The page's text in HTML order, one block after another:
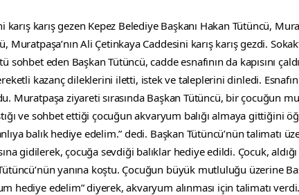
karış karış gezen Kepez Belediye Başkanı Hakan Tütüncü,
Muratpaşa’nın Ali Çetinkaya Caddesini karış karış gezdi.
sohbet eden Başkan Tütüncü, cadde esnafının da kapısını
kazanç dileklerini iletti, istek ve taleplerini dinledi. Esnafın
Muratpaşa ziyareti sırasında Başkan Tütüncü, bir çocuğun
ve sohbet ettiği çocuğun akvaryum balığı almaya gittiğini
balık hediye edelim.” dedi. Başkan Tütüncü’nün talimatı
gidilerek, çocuğa sevdiği balıklar hediye edildi. Çocuk,
yanına koştu. Çocuğun büyük mutluluğu üzerine
hediye edelim” diyerek, akvaryum alınması için talimatı